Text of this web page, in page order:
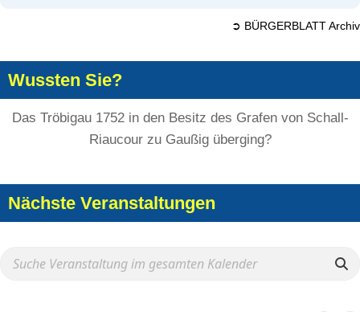
➲ BÜRGERBLATT Archiv
Wussten Sie?
Das Tröbigau 1752 in den Besitz des Grafen von Schall-
Riaucour zu Gaußig überging?
Nächste Veranstaltungen